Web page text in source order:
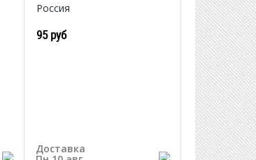
Россия
95 руб
Доставка